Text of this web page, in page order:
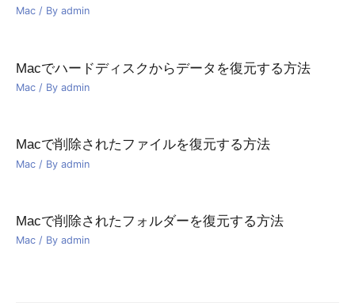
Mac / By admin
Macでハードディスクからデータを復元する方法
Mac / By admin
Macで削除されたファイルを復元する方法
Mac / By admin
Macで削除されたフォルダーを復元する方法
Mac / By admin